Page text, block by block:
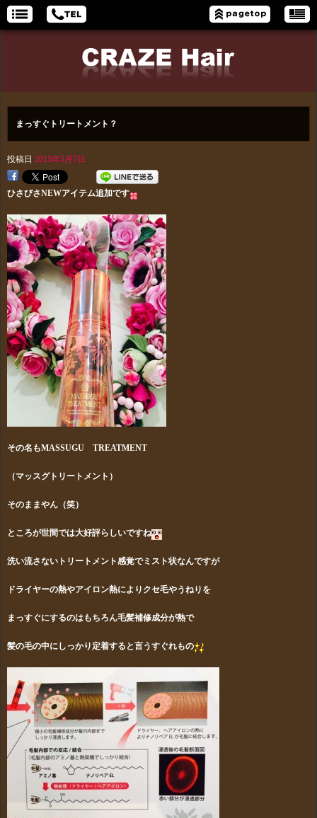
まっすぐトリートメント？
投稿日 2015年5月7日
ひさびさNEWアイテム追加です
その名もMASSUGU TREATMENT
（マッスグトリートメント）
そのままやん（笑）
ところが世間では大好評らしいですね
洗い流さないトリートメント感覚でミスト状なんですが
ドライヤーの熱やアイロン熱によりクセ毛やうねりを
まっすぐにするのはもちろん毛髪補修成分が熱で
髪の毛の中にしっかり定着すると言うすぐれもの